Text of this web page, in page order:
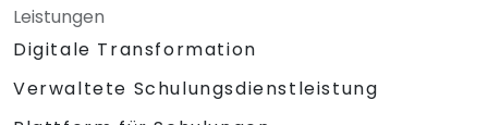
Leistungen
Digitale Transformation
Verwaltete Schulungsdienstleistung